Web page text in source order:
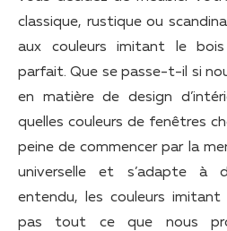
classique, rustique ou
aux couleurs imitant le
parfait. Que se passe-t-il si
en matière de design
quelles couleurs de fenêtres
peine de commencer par la
universelle et s’adapte à
entendu, les couleurs
pas tout ce que nous